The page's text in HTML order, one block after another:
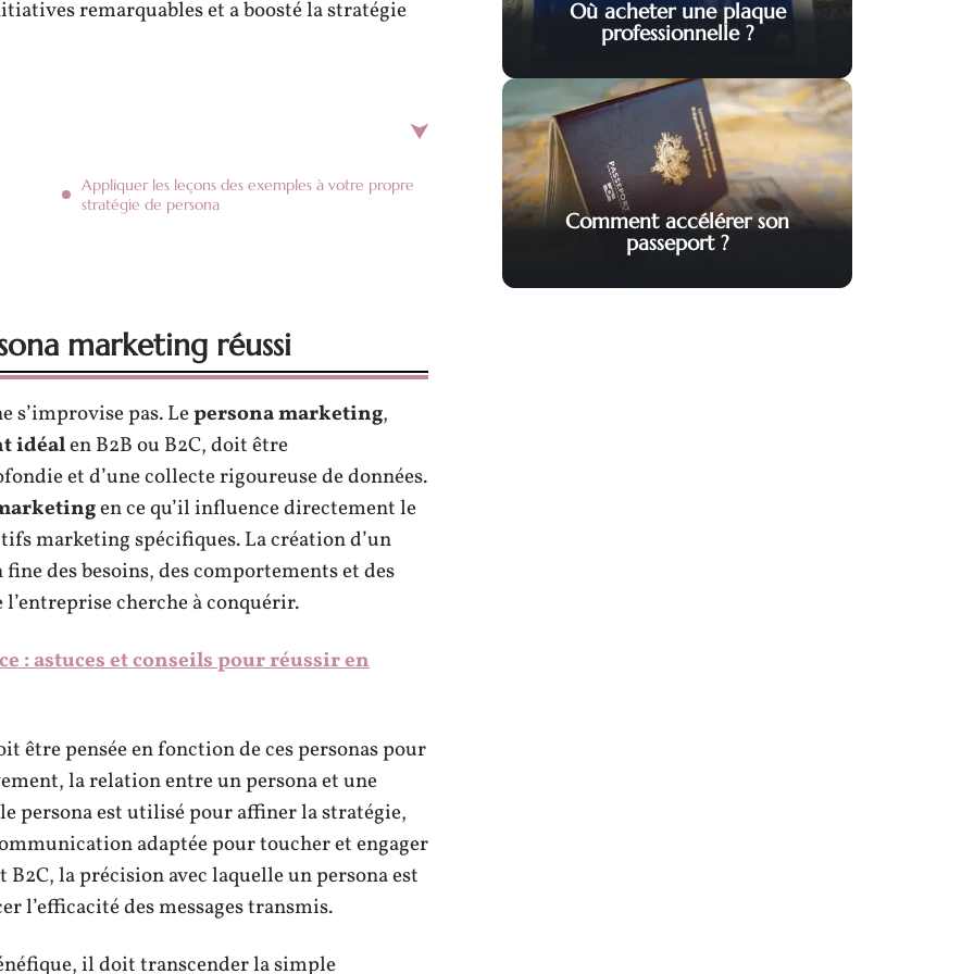
remarquables et a boosté la stratégie
Appliquer les leçons des exemples à votre propre
stratégie de persona
marketing réussi
s’improvise pas. Lepersona marketing,
idéalen B2B ou B2C, doit être
et d’une collecte rigoureuse de données.
en ce qu’il influence directement le
marketing spécifiques. La création d’un
des besoins, des comportements et des
cherche à conquérir.
: astuces et conseils pour réussir en
être pensée en fonction de ces personas pour
la relation entre un persona et une
persona est utilisé pour affiner la stratégie,
adaptée pour toucher et engager
la précision avec laquelle un persona est
des messages transmis.
il doit transcender la simple
Où acheter une plaque
professionnelle ?
Comment accélérer son
passeport ?